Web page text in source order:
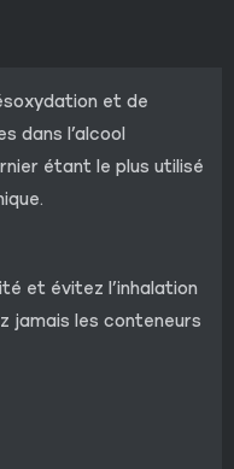
et de
dans l’alcool
étant le plus utilisé
et évitez l’inhalation
jamais les conteneurs